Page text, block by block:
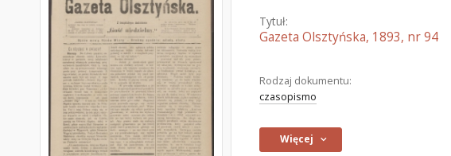
Tytuł:
Gazeta Olsztyńska, 1893, nr 94
Rodzaj dokumentu:
czasopismo
Więcej